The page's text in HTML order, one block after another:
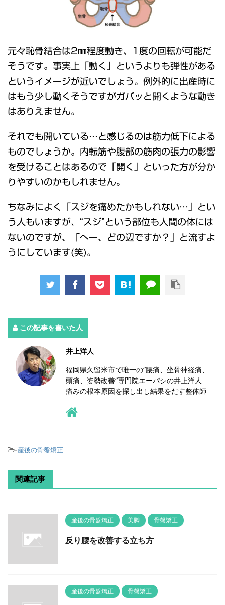
元々恥骨結合は2㎜程度動き、1度の回転が可能だ
そうです。事実上「動く」というよりも弾性がある
というイメージが近いでしょう。例外的に出産時に
はもう少し動くそうですがガバッと開くような動き
はありえません。
それでも開いている…と感じるのは筋力低下による
ものでしょうか。内転筋や腹部の筋肉の張力の影響
を受けることはあるので「開く」といった方が分か
りやすいのかもしれません。
ちなみによく「スジを痛めたかもしれない…」とい
う人もいますが、“スジ”という部位も人間の体には
ないのですが、「へー、どの辺ですか？」と流すよ
うにしています(笑)。
この記事を書いた人
井上洋人
福岡県久留米市で唯一の”腰痛、坐骨神経痛、
頭痛、姿勢改善”専門院エーパシの井上洋人
痛みの根本原因を探し出し結果をだす整体師
-産後の骨盤矯正
関連記事
産後の骨盤矯正 美脚 骨盤矯正
反り腰を改善する立ち方
産後の骨盤矯正 骨盤矯正